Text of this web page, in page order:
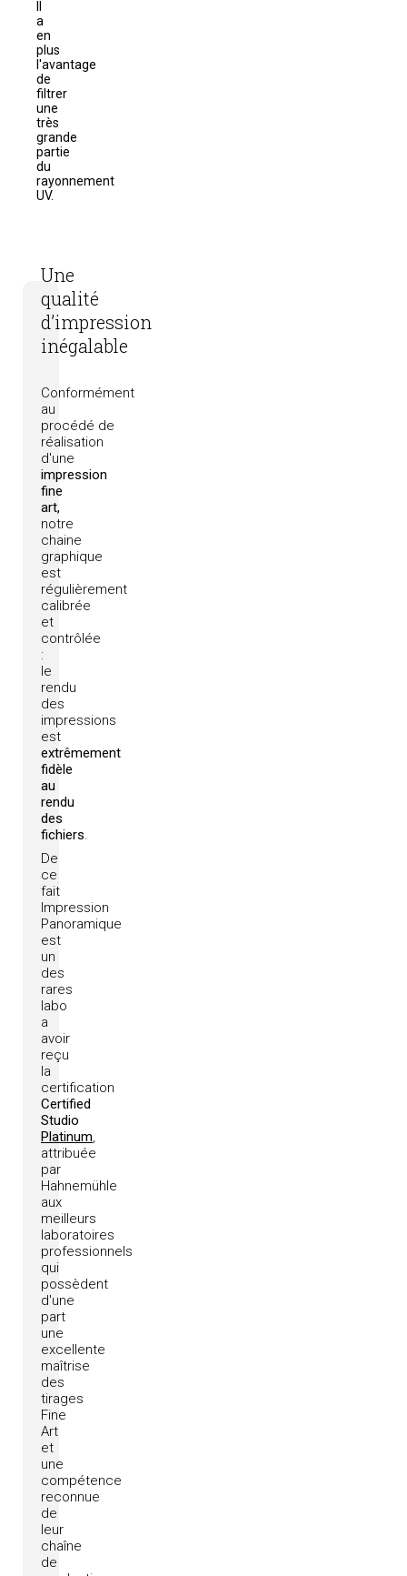
a
en
plus
l'avantage
de
filtrer
une
très
grande
partie
du
rayonnement
UV.
Une
qualité
d’impression
inégalable
Conformément
au
procédé de
réalisation
d'une
impression
fine
art,
notre
chaine
graphique
est
régulièrement
calibrée
et
contrôlée
:
le
rendu
des
impressions
est
extrêmement
fidèle
au
rendu
des
fichiers.
De
ce
fait
Impression
Panoramique
est
un
des
rares
labo
a
avoir
reçu
la
certification
Certified
Studio
Platinum,
attribuée
par
Hahnemühle
aux
meilleurs
laboratoires
professionnels
qui
possèdent
d'une
part
une
excellente
maîtrise
des
tirages
Fine
Art
et
une
compétence
reconnue
de
leur
chaîne
de